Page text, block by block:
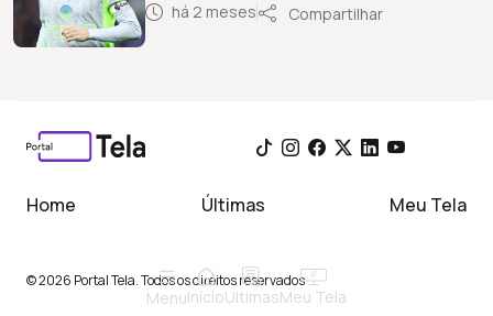
MenuInícioUltimasMeu Tela
há 2 meses Compartilhar
Home Últimas Meu Tela
© 2026 Portal Tela. Todos os direitos reservados